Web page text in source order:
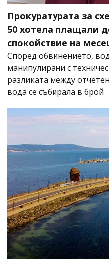
Прокуратурата за
50 хотела плащали
спокойствие на
Според обвинението,
манипулирани с
разликата между
вода се събирала в брой